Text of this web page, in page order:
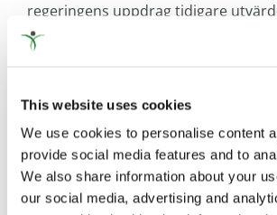
This website uses cookies
We use cookies to personalise content
provide social media features and to
We also share information about your
our social media, advertising and
regeringens uppdrag tidigare
barnahusverksamheterna i Sverige.
skillnader i organisation och
målgrupp för Barnafrid är de
samverkar inom barnahusen eller
samverkansformer. Kunskap och